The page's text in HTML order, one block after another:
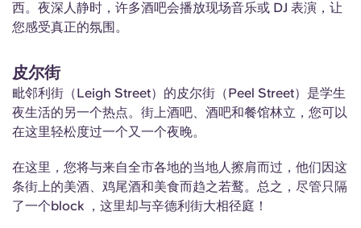
西。夜深人静时，许多酒吧会播放现场音乐或 DJ 表演，让
您感受真正的氛围。
皮尔街
毗邻利街（Leigh Street）的皮尔街（Peel Street）是学生
夜生活的另一个热点。街上酒吧、酒吧和餐馆林立，您可以
在这里轻松度过一个又一个夜晚。
在这里，您将与来自全市各地的当地人擦肩而过，他们因这
条街上的美酒、鸡尾酒和美食而趋之若鹜。总之，尽管只隔
了一个block ，这里却与辛德利街大相径庭！